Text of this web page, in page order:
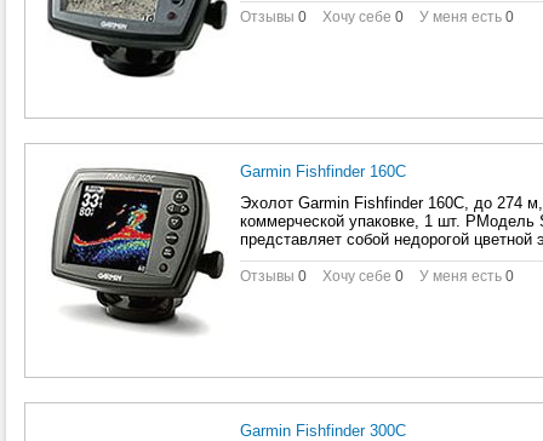
Отзывы 0 Хочу себе 0 У меня есть 0
Garmin Fishfinder 160C
Эхолот Garmin Fishfinder 160C, до 274
коммерческой упаковке, 1 шт. PМодель
представляет собой недорогой цветной
Отзывы 0 Хочу себе 0 У меня есть 0
Garmin Fishfinder 300C